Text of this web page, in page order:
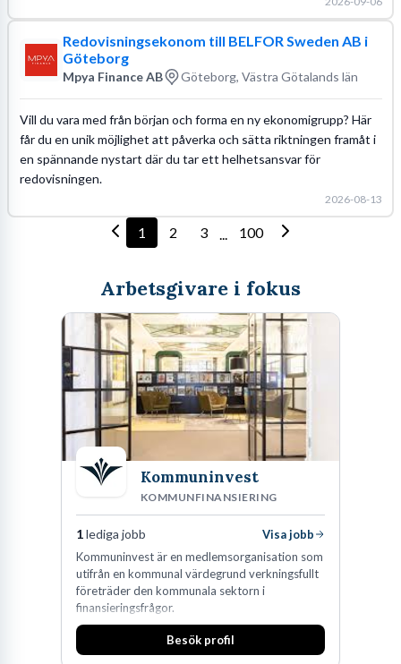
Redovisningsekonom till BELFOR Sweden AB i
Göteborg
Mpya Finance AB Göteborg, Västra Götalands län
Vill du vara med från början och forma en ny ekonomigrupp? Här
får du en unik möjlighet att påverka och sätta riktningen framåt i
en spännande nystart där du tar ett helhetsansvar för
redovisningen.
2026-08-13
1 2 3 ... 100
Arbetsgivare i fokus
Kommuninvest
KOMMUNFINANSIERING
1lediga jobb
Visa jobb
Kommuninvest är en medlemsorganisation som
utifrån en kommunal värdegrund verkningsfullt
företräder den kommunala sektorn i
finansieringsfrågor.
Besök profil